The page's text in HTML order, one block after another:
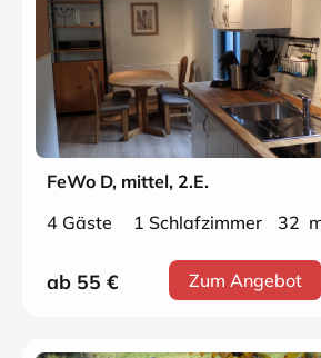
FeWo D, mittel, 2.E.
4 Gäste
1 Schlafzimmer 32
ab 55 € Zum Angebot